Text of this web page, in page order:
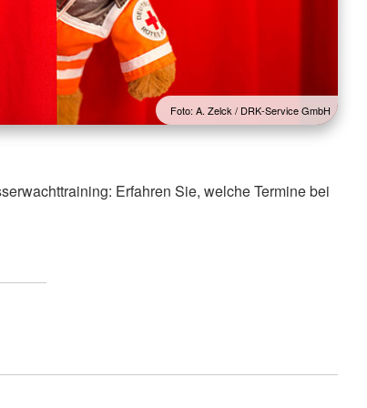
Foto: A. Zelck / DRK-Service GmbH
Erfahren Sie, welche Termine bei